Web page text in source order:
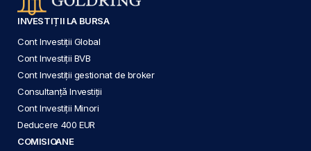
INVESTIȚII LA BURSA
Cont Investiții Global
Cont Investiții BVB
Cont Investiții gestionat de broker
Consultanță Investiții
Cont Investiții Minori
Deducere 400 EUR
COMISIOANE